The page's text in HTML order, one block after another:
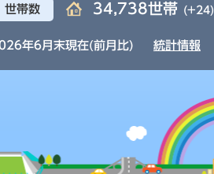
世帯数 34,738世帯 (+24)
年6月末現在(前月比) 統計情報